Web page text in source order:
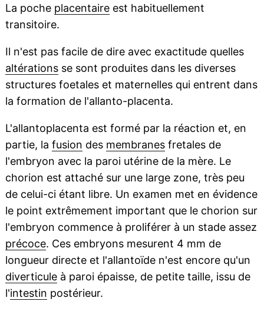
La poche placentaireest habituellement
transitoire.
Il n'est pas facile de dire avec exactitude quelles
altérationsse sont produites dans les diverses
structures foetales et maternelles qui entrent dans
la formation de l'allanto-placenta.
L'allantoplacenta est formé par la réaction et, en
partie, la fusion des membranesfretales de
l'embryon avec la paroi utérine de la mère. Le
chorion est attaché sur une large zone, très peu
de celui-ci étant libre. Un examen met en évidence
le point extrêmement important que le chorion sur
l'embryon commence à proliférer à un stade assez
précoce. Ces embryons mesurent 4 mm de
longueur directe et l'allantoïde n'est encore qu'un
diverticuleà paroi épaisse, de petite taille, issu de
l'intestin postérieur.